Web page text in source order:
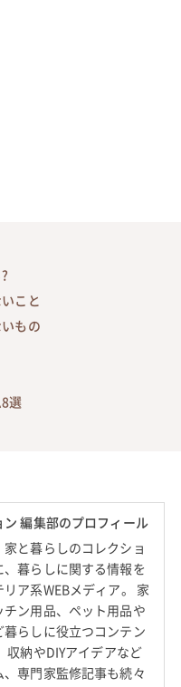
こと
もの
選
編集部のプロフィール
家と暮らしのコレクショ
、暮らしに関する情報を
ア系WEBメディア。 家
ン用品、ペット用品や
らしに役立つコンテン
収納やDIYアイデアなど
専門家監修記事も続々